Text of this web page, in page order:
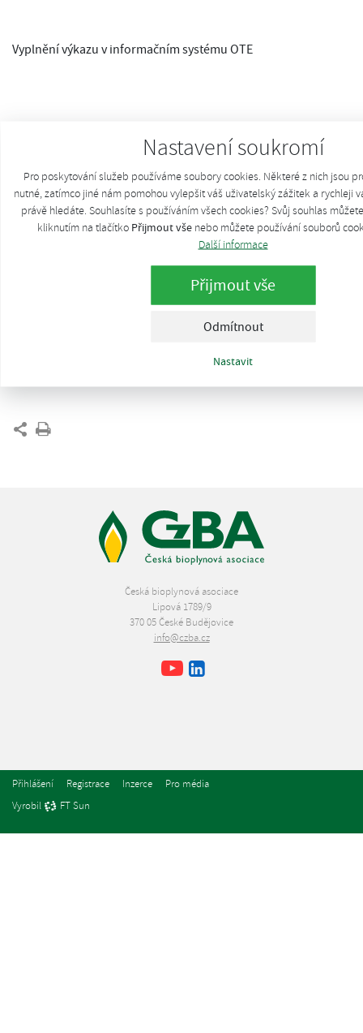
Nastavení soukromí
Pro poskytování služeb používáme soubory cookies. Některé z nich jsou
nutné, zatímco jiné nám pomohou vylepšit váš uživatelský zážitek a rychleji
právě hledáte. Souhlasíte s používáním všech cookies? Svůj souhlas
kliknutím na tlačítko Přijmout všenebo můžete používání souborů
Další informace
Přijmout vše
Odmítnout
Nastavit
Vyplnění výkazu v informačním systému OTE
Česká bioplynová asociace
Lipová 1789/9
370 05 České Budějovice
info@czba.cz
Facebook
Youtube
Přihlášení Registrace Inzerce
Pro média
Vyrobil
FT Sun